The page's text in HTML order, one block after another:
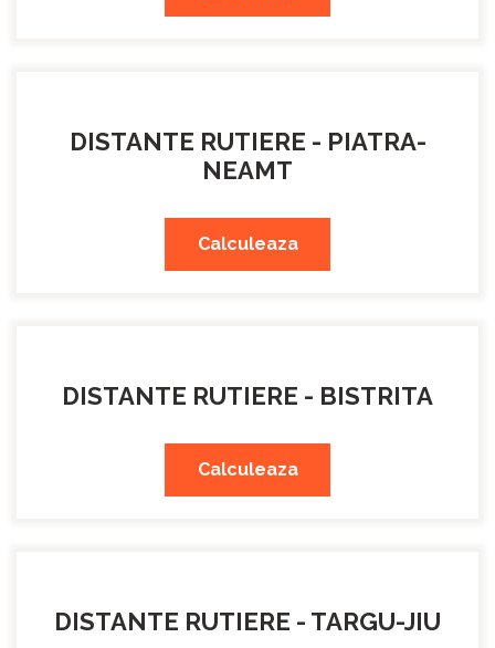
DISTANTE RUTIERE - PIATRA-
NEAMT
Calculeaza
DISTANTE RUTIERE - BISTRITA
Calculeaza
DISTANTE RUTIERE - TARGU-JIU